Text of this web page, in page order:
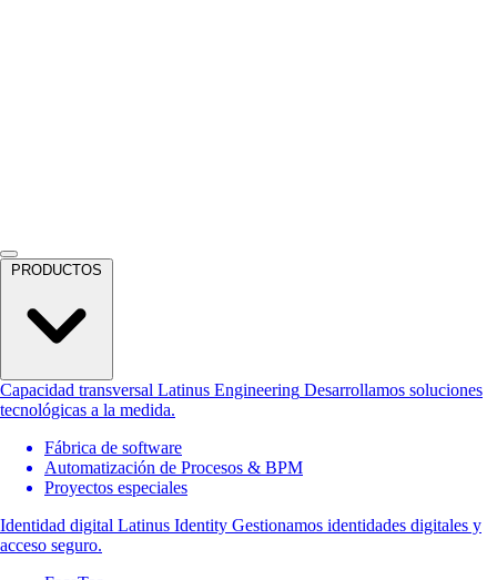
PRODUCTOS
Capacidad transversal Latinus Engineering Desarrollamos soluciones
tecnológicas a la medida.
Fábrica de software
Automatización de Procesos & BPM
Proyectos especiales
Identidad digital Latinus Identity Gestionamos identidades digitales y
acceso seguro.